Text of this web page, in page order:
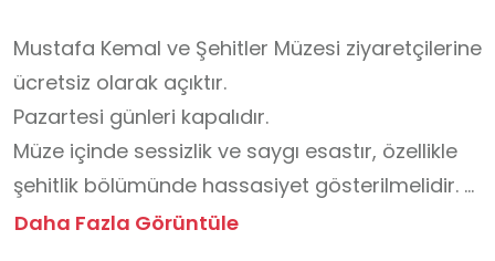
Mustafa Kemal ve Şehitler Müzesi ziyaretçilerine
ücretsiz olarak açıktır.
Pazartesi günleri kapalıdır.
Müze içinde sessizlik ve saygı esastır, özellikle
şehitlik bölümünde hassasiyet gösterilmelidir.
Yiyecek ve içecek getirilmez.
Daha Fazla Görüntüle